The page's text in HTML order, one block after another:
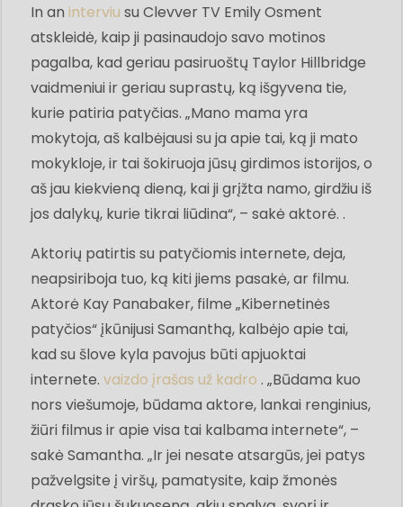
In an interviu su Clevver TV Emily Osment
atskleidė, kaip ji pasinaudojo savo motinos
pagalba, kad geriau pasiruoštų Taylor Hillbridge
vaidmeniui ir geriau suprastų, ką išgyvena tie,
kurie patiria patyčias. „Mano mama yra
mokytoja, aš kalbėjausi su ja apie tai, ką ji mato
mokykloje, ir tai šokiruoja jūsų girdimos istorijos, o
aš jau kiekvieną dieną, kai ji grįžta namo, girdžiu iš
jos dalykų, kurie tikrai liūdina“, – sakė aktorė. .
Aktorių patirtis su patyčiomis internete, deja,
neapsiriboja tuo, ką kiti jiems pasakė, ar filmu.
Aktorė Kay Panabaker, filme „Kibernetinės
patyčios“ įkūnijusi Samanthą, kalbėjo apie tai,
kad su šlove kyla pavojus būti apjuoktai
internete. vaizdo įrašas už kadro . „Būdama kuo
nors viešumoje, būdama aktore, lankai renginius,
žiūri filmus ir apie visa tai kalbama internete“, –
sakė Samantha. „Ir jei nesate atsargūs, jei patys
pažvelgsite į viršų, pamatysite, kaip žmonės